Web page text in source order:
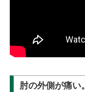
肘の外側が痛い